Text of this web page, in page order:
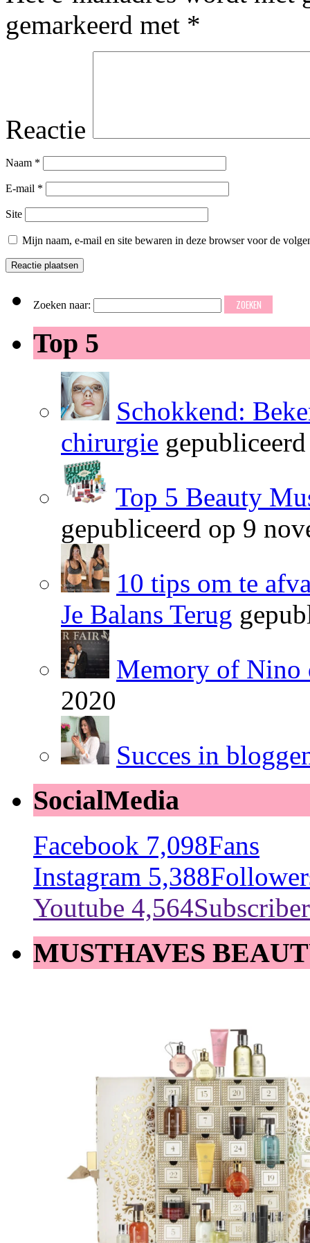
gemarkeerd met *
Reactie
Naam *
E-mail *
Site
Mijn naam, e-mail en site bewaren in deze browser voor de
Zoeken naar:
Top 5
Schokkend:
chirurgie
Top 5 Beauty
gepubliceerd op 9
10 tips om te
Je Balans Terug
Memory of Nino
2020
Succes in
SocialMedia
Facebook 7,098Fans
Instagram 5,388
Youtube 4,564Subscriber
MUSTHAVES